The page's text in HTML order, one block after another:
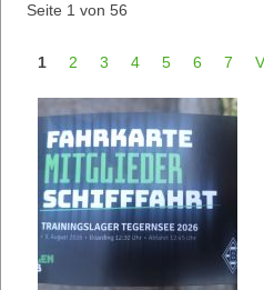
Seite 1 von 56
1 2 3 4 5 6 7